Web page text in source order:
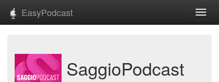
EasyPodcast
SaggioPodcast